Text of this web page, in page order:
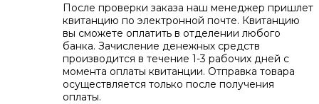
После проверки заказа наш менеджер пришлет
квитанцию по электронной почте. Квитанцию
вы сможете оплатить в отделении любого
банка. Зачисление денежных средств
производится в течение 1-3 рабочих дней с
момента оплаты квитанции. Отправка товара
осуществляется только после получения
оплаты.